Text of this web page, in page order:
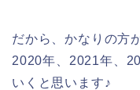
だから、かなりの方
2020年、2021年、
いくと思います♪